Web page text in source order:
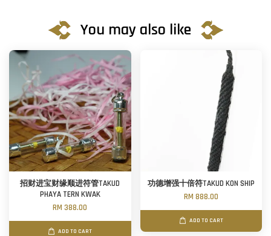
You may also like
招财进宝财缘顺进符管TAKUD
PHAYA TERN KWAK
RM 388.00
ADD TO CART
功德增强十倍符TAKUD KON SHIP
RM 888.00
ADD TO CART